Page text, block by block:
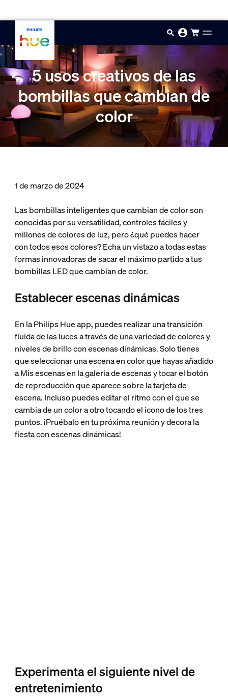
5 usos creativos de las
bombillas que cambian de
color
1 de marzo de 2024
Las bombillas inteligentes que cambian de color son
conocidas por su versatilidad, controles fáciles y
millones de colores de luz, pero ¿qué puedes hacer
con todos esos colores? Echa un vistazo a todas estas
formas innovadoras de sacar el máximo partido a tus
bombillas LED que cambian de color.
Establecer escenas dinámicas
En la Philips Hue app, puedes realizar una transición
fluida de las luces a través de una variedad de colores y
niveles de brillo con escenas dinámicas. Solo tienes
que seleccionar una escena en color que hayas añadido
a Mis escenas en la galería de escenas y tocar el botón
de reproducción que aparece sobre la tarjeta de
escena. Incluso puedes editar el ritmo con el que se
cambia de un color a otro tocando el icono de los tres
puntos. ¡Pruébalo en tu próxima reunión y decora la
fiesta con escenas dinámicas!
Experimenta el siguiente nivel de
entretenimiento